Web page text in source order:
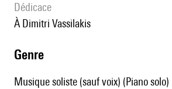
Dédicace
à Dimitri Vassilakis
genre
Musique soliste (sauf voix) (Piano solo)